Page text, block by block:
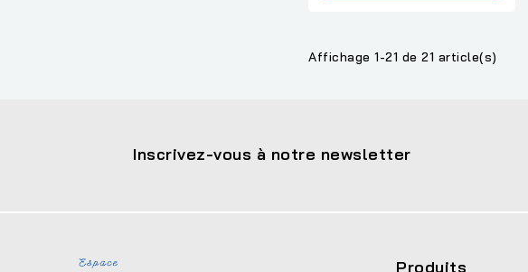
Affichage 1-21 de 21 article(s)
Inscrivez-vous à notre newsletter
Produits